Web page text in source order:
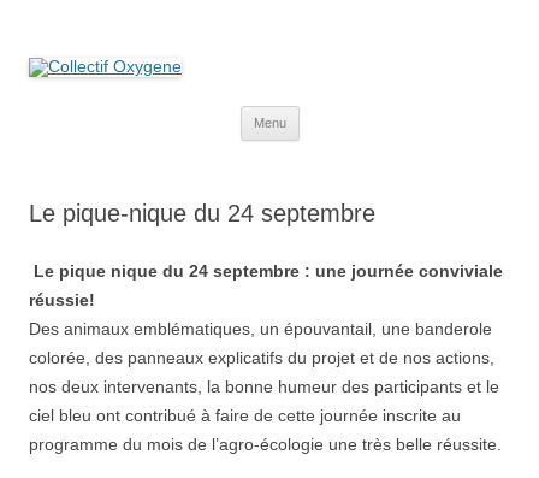
Menu
Le pique-nique du 24 septembre
Le pique nique du 24 septembre : une journée conviviale
réussie!
Des animaux emblématiques, un épouvantail, une banderole
colorée, des panneaux explicatifs du projet et de nos actions,
nos deux intervenants, la bonne humeur des participants et le
ciel bleu ont contribué à faire de cette journée inscrite au
programme du mois de l’agro-écologie une très belle réussite.